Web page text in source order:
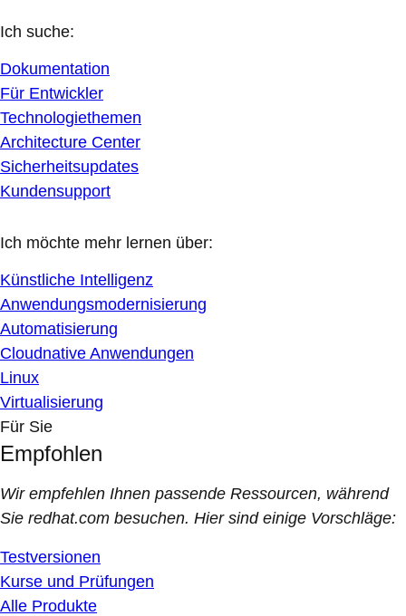
Ich suche:
Dokumentation
Für Entwickler
Technologiethemen
Architecture Center
Sicherheitsupdates
Kundensupport
Ich möchte mehr lernen über:
Künstliche Intelligenz
Anwendungsmodernisierung
Automatisierung
Cloudnative Anwendungen
Linux
Virtualisierung
Für Sie
Empfohlen
Wir empfehlen Ihnen passende Ressourcen, während
Sie redhat.com besuchen. Hier sind einige Vorschläge:
Testversionen
Kurse und Prüfungen
Alle Produkte